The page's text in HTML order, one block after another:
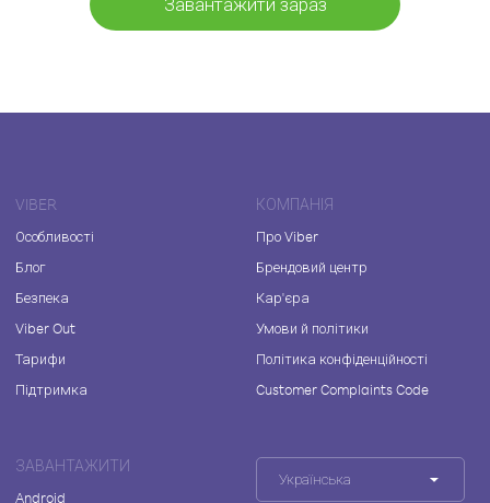
VIBER
Особливості
Блог
Безпека
Viber Out
Тарифи
Підтримка
КОМПАНІЯ
Про Viber
Брендовий центр
Кар'єра
Умови й політики
Політика конфіденційності
Customer Complaints Code
ЗАВАНТАЖИТИ
Android
Українська